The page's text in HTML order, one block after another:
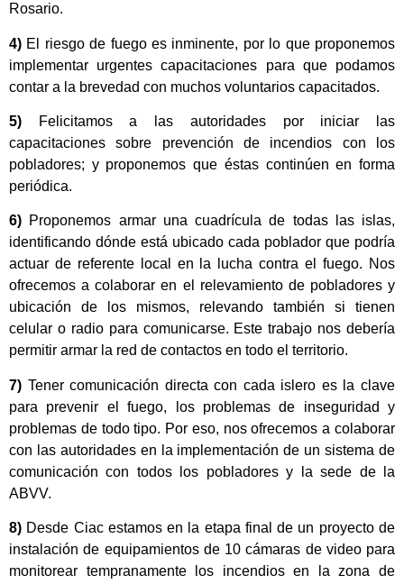
Rosario.
4) El riesgo de fuego es inminente, por lo que proponemos
implementar urgentes capacitaciones para que podamos
contar a la brevedad con muchos voluntarios capacitados.
5)
Felicitamos a las autoridades por iniciar las
capacitaciones sobre prevención de incendios con los
pobladores; y proponemos que éstas continúen en forma
periódica.
6) Proponemos armar una cuadrícula de todas las islas,
identificando dónde está ubicado cada poblador que podría
actuar de referente local en la lucha contra el fuego. Nos
ofrecemos a colaborar en el relevamiento de pobladores y
ubicación de los mismos, relevando también si tienen
celular o radio para comunicarse. Este trabajo nos debería
permitir armar la red de contactos en todo el territorio.
7) Tener comunicación directa con cada islero es la clave
para prevenir el fuego, los problemas de inseguridad y
problemas de todo tipo. Por eso, nos ofrecemos a colaborar
con las autoridades en la implementación de un sistema de
comunicación con todos los pobladores y la sede de la
ABVV.
8) Desde Ciac estamos en la etapa final de un proyecto de
instalación de equipamientos de 10 cámaras de video para
monitorear tempranamente los incendios en la zona de